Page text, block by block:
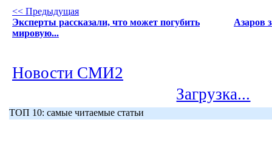
<< Предыдущая
Эксперты рассказали, что может погубить
мировую...
Азаров
Новости СМИ2
Загрузка...
ТОП 10: самые читаемые статьи